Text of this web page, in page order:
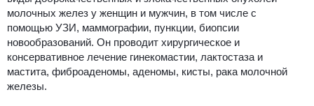
молочных желез у женщин и мужчин, в том числе с
помощью УЗИ, маммографии, пункции, биопсии
новообразований. Он проводит хирургическое и
консервативное лечение гинекомастии, лактостаза и
мастита, фиброаденомы, аденомы, кисты, рака молочной
железы.